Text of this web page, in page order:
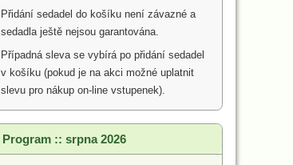
Přidání sedadel do košíku není závazné a
sedadla ještě nejsou garantována.
Případná sleva se vybírá po přidání sedadel
v košíku (pokud je na akci možné uplatnit
slevu pro nákup on-line vstupenek).
Program :: srpna 2026